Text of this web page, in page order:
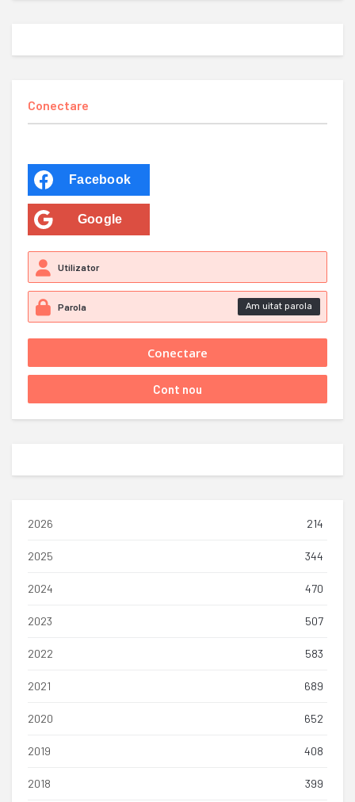
Conectare
Facebook
Google
Am uitat parola
2026 214
2025 344
2024 470
2023 507
2022 583
2021 689
2020 652
2019 408
2018 399